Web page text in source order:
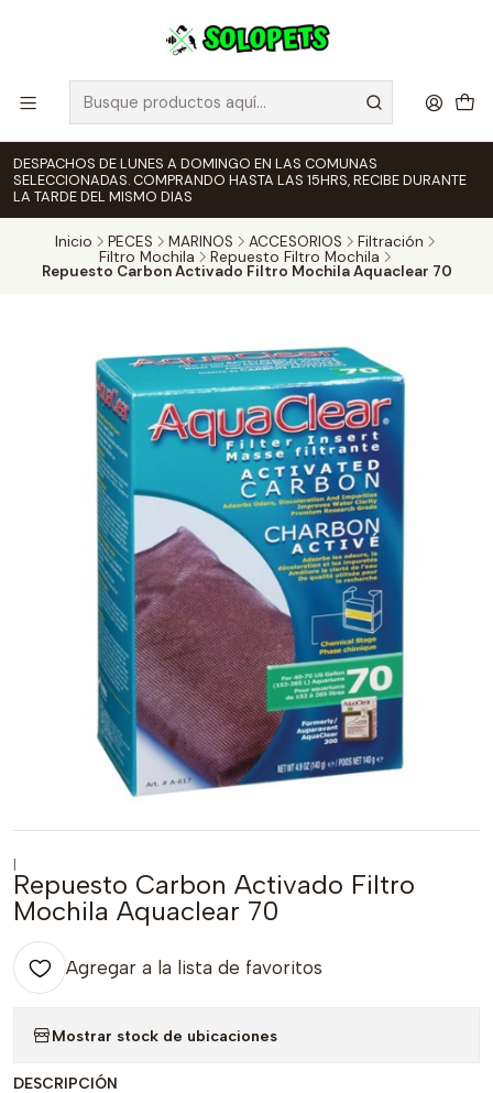
DESPACHOS DE LUNES A DOMINGO EN LAS COMUNAS
SELECCIONADAS. COMPRANDO HASTA LAS 15HRS, RECIBE DURANTE
LA TARDE DEL MISMO DIAS
Inicio PECES MARINOS ACCESORIOS
Filtración
Filtro Mochila
Repuesto Filtro Mochila
Repuesto Carbon Activado Filtro Mochila Aquaclear 70
|
Repuesto Carbon Activado Filtro
Mochila Aquaclear 70
Agregar a la lista de favoritos
Mostrar stock de ubicaciones
DESCRIPCIÓN